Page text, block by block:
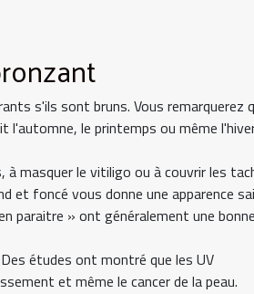
s'ils sont bruns. Vous remarquerez
l'automne, le printemps ou même
masquer le vitiligo ou à couvrir les
et foncé vous donne une apparence
paraitre » ont généralement une
études ont montré que les UV
et même le cancer de la peau.